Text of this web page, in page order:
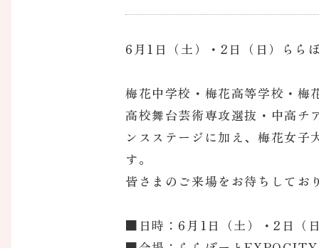
6月1日（土）・2日（日）らら
梅花中学校・梅花高等学校・梅
高校舞台芸術専攻選抜・中高チ
ンスステージに加え、梅花女
す。
皆さまのご来場をお待ちしてお
■日時：6月1日（土）・2日（